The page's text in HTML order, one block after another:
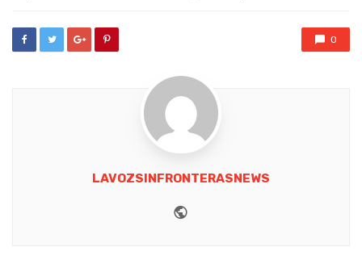
0
LAVOZSINFRONTERASNEWS